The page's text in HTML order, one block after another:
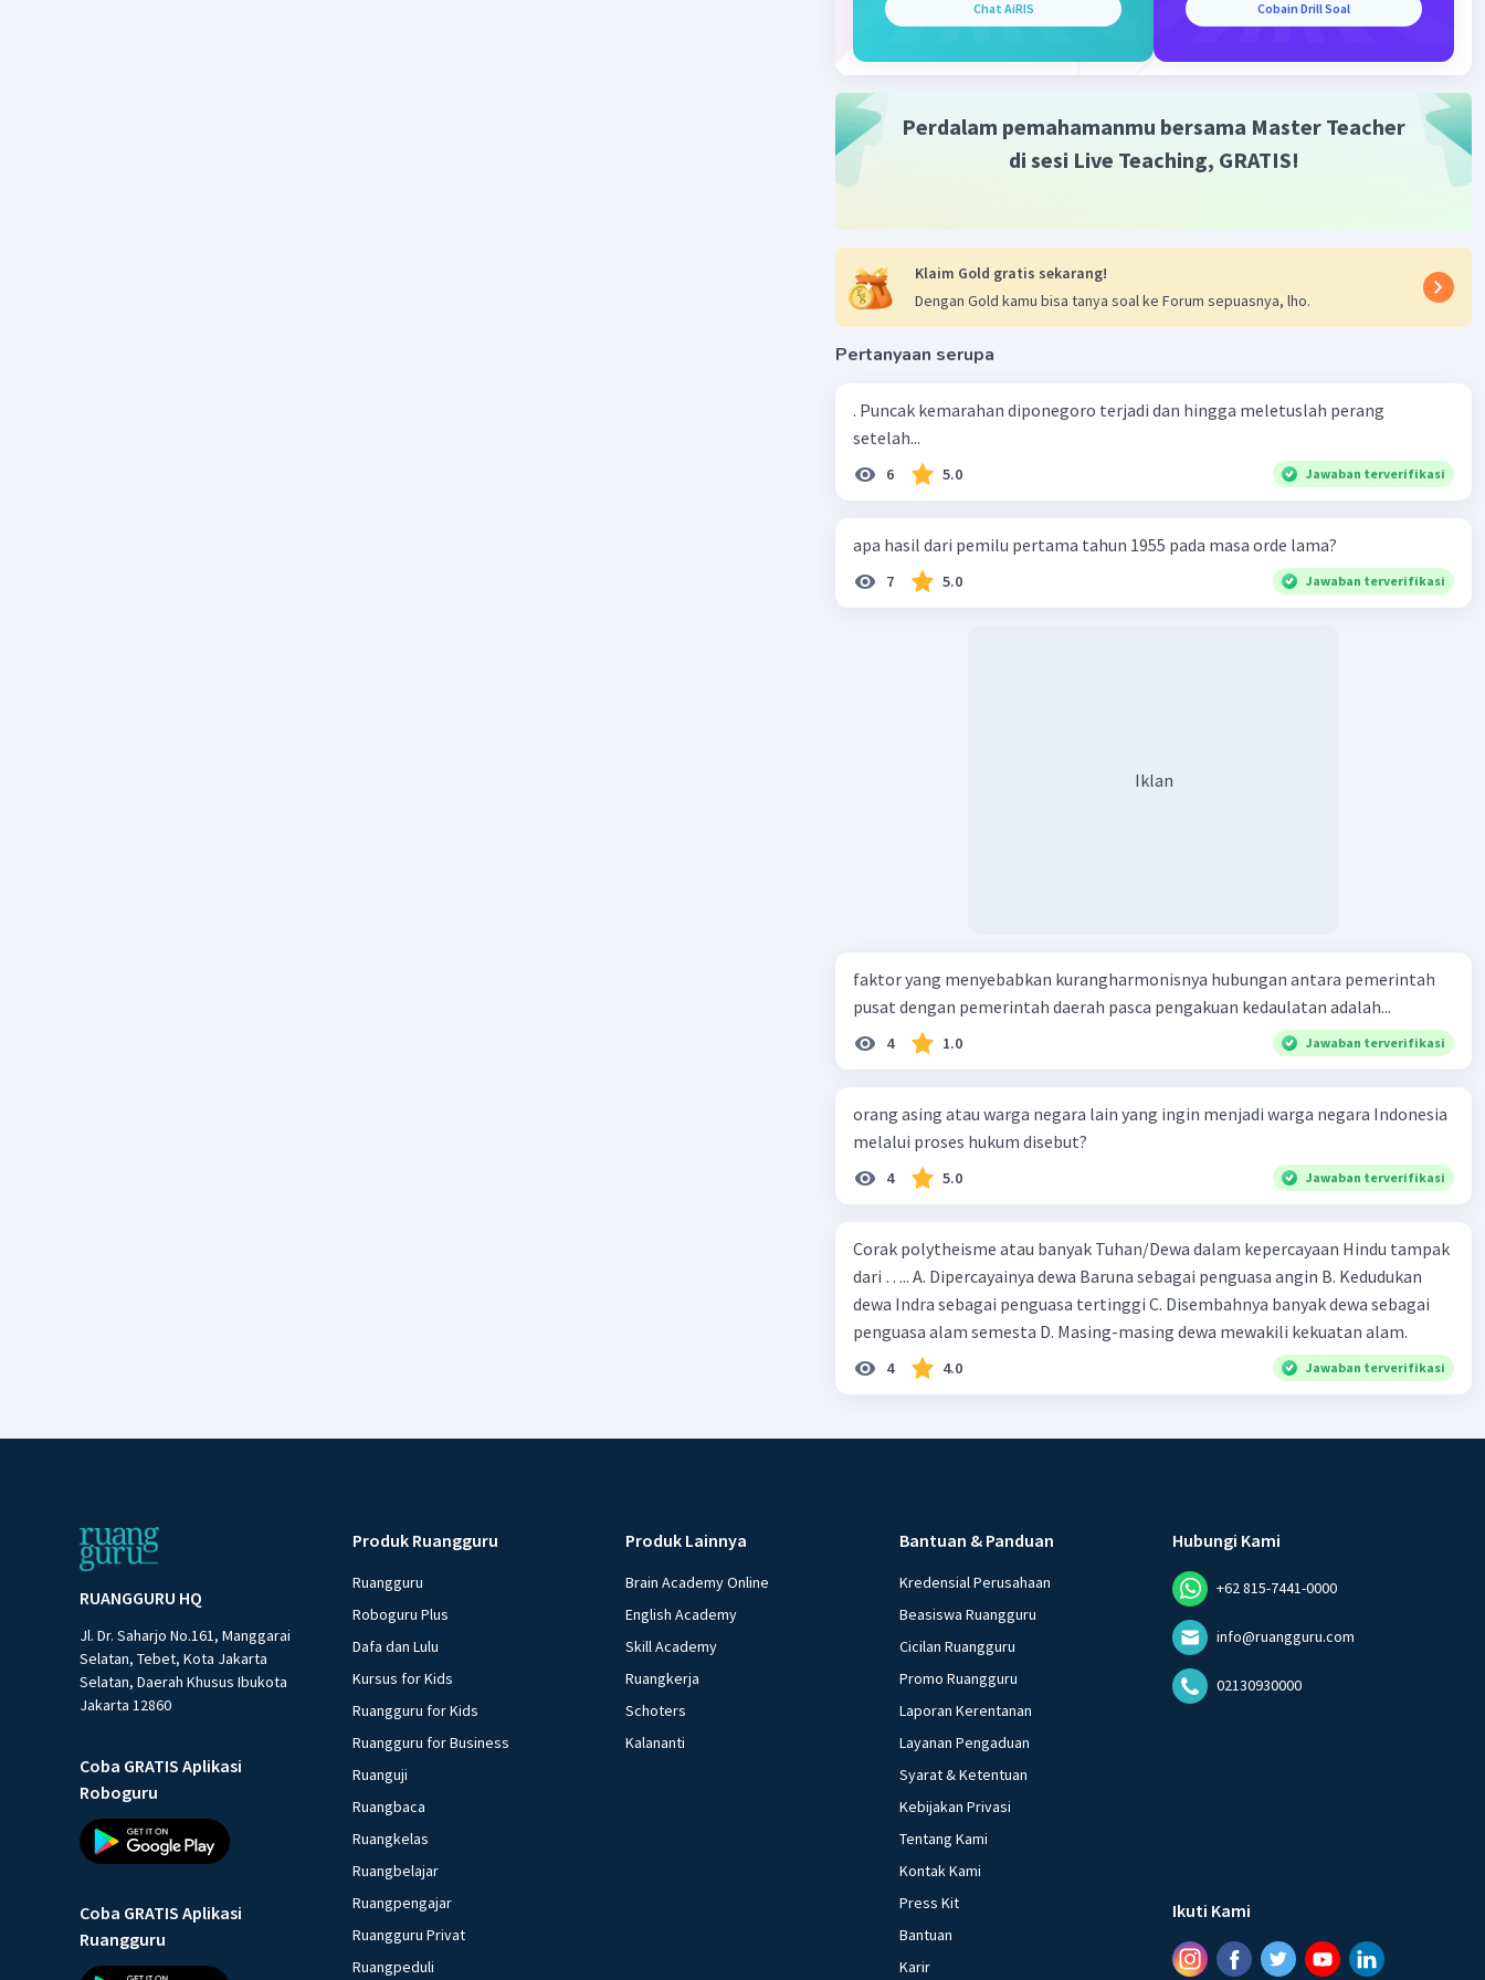
Iklan
Nanda R Community Level 89
Prasasti adalah piagam atau dokumen yang ditulis pada bahan yang
keras dan tahan lama.
Chat AiRIS Cobain Drill Soal
Perdalam pemahamanmu bersama Master Teacher
di sesi Live Teaching, GRATIS!
Klaim Gold gratis sekarang!
Dengan Gold kamu bisa tanya soal ke Forum sepuasnya, lho.
Pertanyaan serupa
. Puncak kemarahan diponegoro terjadi dan hingga meletuslah perang
setelah...
6 5.0 Jawaban terverifikasi
apa hasil dari pemilu pertama tahun 1955 pada masa orde lama?
7 5.0 Jawaban terverifikasi
Iklan
faktor yang menyebabkan kurangharmonisnya hubungan antara pemerintah
pusat dengan pemerintah daerah pasca pengakuan kedaulatan adalah...
4 1.0 Jawaban terverifikasi
orang asing atau warga negara lain yang ingin menjadi warga negara Indonesia
melalui proses hukum disebut?
4 5.0 Jawaban terverifikasi
Corak polytheisme atau banyak Tuhan/Dewa dalam kepercayaan Hindu tampak
dari ….. A. Dipercayainya dewa Baruna sebagai penguasa angin B. Kedudukan
dewa Indra sebagai penguasa tertinggi C. Disembahnya banyak dewa sebagai
penguasa alam semesta D. Masing-masing dewa mewakili kekuatan alam.
4 4.0 Jawaban terverifikasi
RUANGGURU HQ
Jl. Dr. Saharjo No.161, Manggarai
Selatan, Tebet, Kota Jakarta
Selatan, Daerah Khusus Ibukota
Jakarta 12860
Coba GRATIS Aplikasi
Roboguru
Coba GRATIS Aplikasi
Ruangguru
Produk Ruangguru
Ruangguru
Roboguru Plus
Dafa dan Lulu
Kursus for Kids
Ruangguru for Kids
Ruangguru for Business
Ruanguji
Ruangbaca
Ruangkelas
Ruangbelajar
Ruangpengajar
Ruangguru Privat
Ruangpeduli
Produk Lainnya
Brain Academy Online
English Academy
Skill Academy
Ruangkerja
Schoters
Kalananti
Bantuan & Panduan
Kredensial Perusahaan
Beasiswa Ruangguru
Cicilan Ruangguru
Promo Ruangguru
Laporan Kerentanan
Layanan Pengaduan
Syarat & Ketentuan
Kebijakan Privasi
Tentang Kami
Kontak Kami
Press Kit
Bantuan
Karir
Hubungi Kami
+62 815-7441-0000
info@ruangguru.com
02130930000
Ikuti Kami